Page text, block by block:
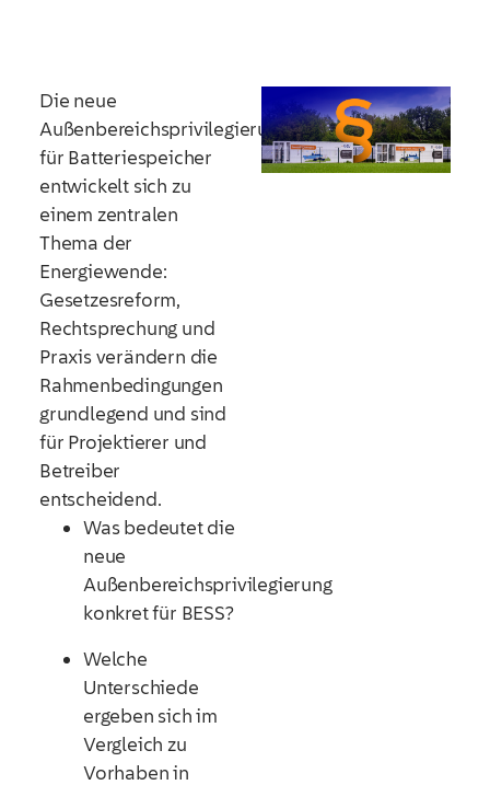
Die neue
Außenbereichsprivilegierung
für Batteriespeicher
entwickelt sich zu
einem zentralen
Thema der
Energiewende:
Gesetzesreform,
Rechtsprechung und
Praxis verändern die
Rahmenbedingungen
grundlegend und sind
für Projektierer und
Betreiber
entscheidend.
Was bedeutet die
neue
Außenbereichsprivilegierung
konkret für BESS?
Welche
Unterschiede
ergeben sich im
Vergleich zu
Vorhaben in